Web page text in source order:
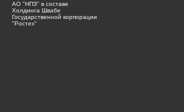
АО "НПЗ" в составе
Холдинга Швабе
Государственной корпорации
"Ростех"